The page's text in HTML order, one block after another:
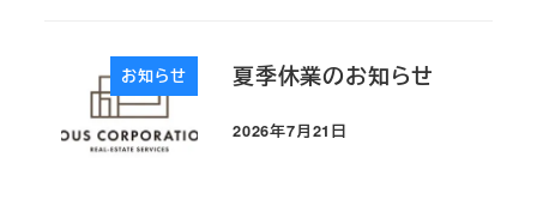
お知らせ 夏季休業のお知らせ
投稿日
2026年7月21日